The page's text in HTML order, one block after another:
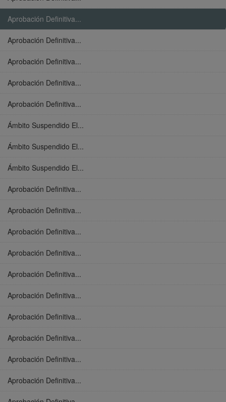
Aprobación Definitiva...
Aprobación Definitiva...
Aprobación Definitiva...
Aprobación Definitiva...
Aprobación Definitiva...
Ámbito Suspendido El...
Ámbito Suspendido El...
Ámbito Suspendido El...
Aprobación Definitiva...
Aprobación Definitiva...
Aprobación Definitiva...
Aprobación Definitiva...
Aprobación Definitiva...
Aprobación Definitiva...
Aprobación Definitiva...
Aprobación Definitiva...
Aprobación Definitiva...
Aprobación Definitiva...